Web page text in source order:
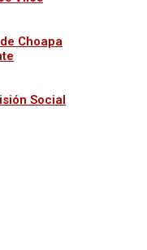
Choapa
Social